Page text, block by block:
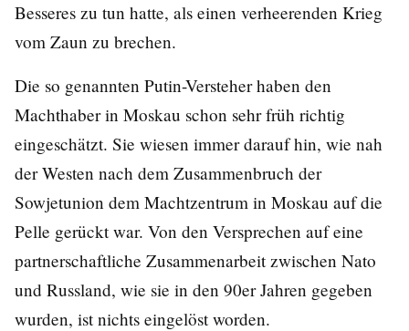
Besseres zu tun hatte, als einen verheerenden Krieg
vom Zaun zu brechen.
Die so genannten Putin-Versteher haben den
Machthaber in Moskau schon sehr früh richtig
eingeschätzt. Sie wiesen immer darauf hin, wie nah
der Westen nach dem Zusammenbruch der
Sowjetunion dem Machtzentrum in Moskau auf die
Pelle gerückt war. Von den Versprechen auf eine
partnerschaftliche Zusammenarbeit zwischen Nato
und Russland, wie sie in den 90er Jahren gegeben
wurden, ist nichts eingelöst worden.